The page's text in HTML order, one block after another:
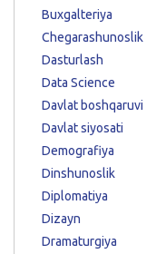
Buxgalteriya
Chegarashunoslik
Dasturlash
Data Science
Davlat boshqaruvi
Davlat siyosati
Demografiya
Dinshunoslik
Diplomatiya
Dizayn
Dramaturgiya